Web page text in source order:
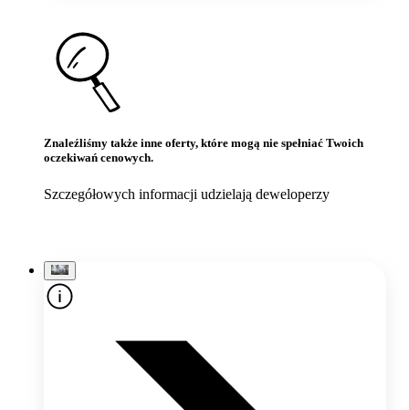
Znaleźliśmy także inne oferty, które mogą nie spełniać Twoich
oczekiwań cenowych.
Szczegółowych informacji udzielają deweloperzy